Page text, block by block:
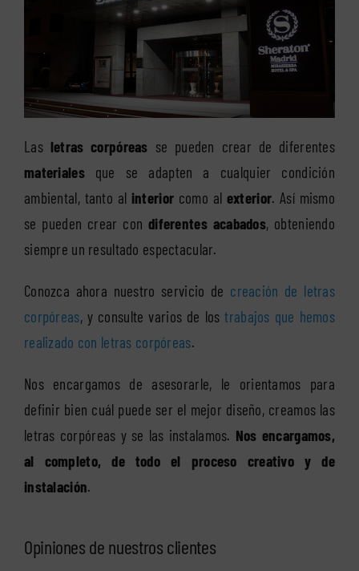
Las letras corpóreas se pueden crear de diferentes
materialesque se adapten a cualquier condición
ambiental, tanto al interior como al exterior. Así mismo
se pueden crear condiferentes acabados, obteniendo
siempre un resultado espectacular.
Conozca ahora nuestro servicio de creación de letras
corpóreas, y consulte varios de lostrabajos que hemos
realizado con letras corpóreas.
Nos encargamos de asesorarle, le orientamos para
definir bien cuál puede ser el mejor diseño, creamos las
letras corpóreas y se las instalamos. Nos encargamos,
al completo, de todo el proceso creativo y de
instalación.
Opiniones de nuestros clientes